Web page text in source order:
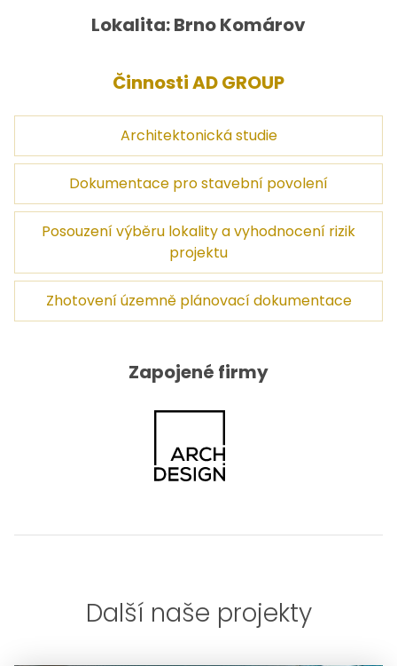
Lokalita: Brno Komárov
Činnosti AD GROUP
Architektonická studie
Dokumentace pro stavební povolení
Posouzení výběru lokality a vyhodnocení rizik
projektu
Zhotovení územně plánovací dokumentace
Zapojené firmy
Další naše projekty